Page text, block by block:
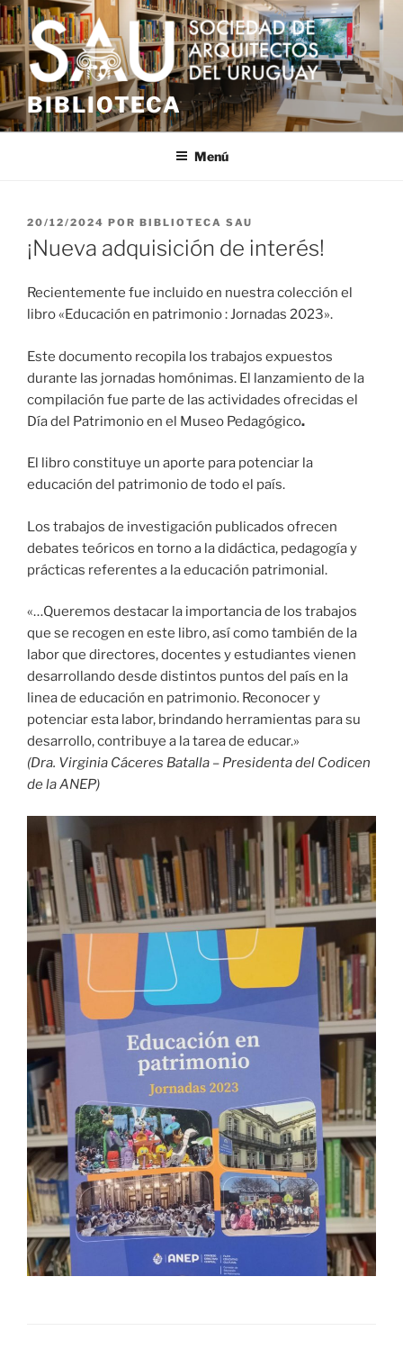
Saltar
al
contenido
BIBLIOTECA
Menú
PUBLICADO
EL
20/12/2024 POR BIBLIOTECA SAU
¡Nueva adquisición de interés!
Recientemente fue incluido en nuestra colección el
libro «Educación en patrimonio : Jornadas 2023».
Este documento recopila los trabajos expuestos
durante las jornadas homónimas. El lanzamiento de la
compilación fue parte de las actividades ofrecidas el
Día del Patrimonio en el Museo Pedagógico.
El libro constituye un aporte para potenciar la
educación del patrimonio de todo el país.
Los trabajos de investigación publicados ofrecen
debates teóricos en torno a la didáctica, pedagogía y
prácticas referentes a la educación patrimonial.
«…Queremos destacar la importancia de los trabajos
que se recogen en este libro, así como también de la
labor que directores, docentes y estudiantes vienen
desarrollando desde distintos puntos del país en la
linea de educación en patrimonio. Reconocer y
potenciar esta labor, brindando herramientas para su
desarrollo, contribuye a la tarea de educar.»
(Dra. Virginia Cáceres Batalla – Presidenta del Codicen
de la ANEP)